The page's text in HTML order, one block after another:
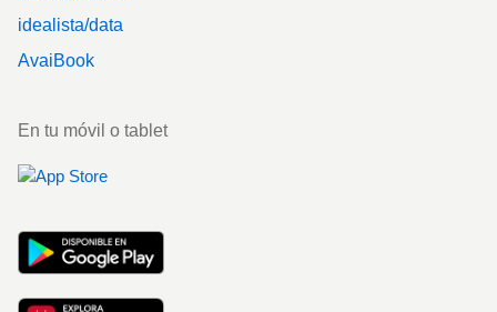
idealista/data
AvaiBook
En tu móvil o tablet